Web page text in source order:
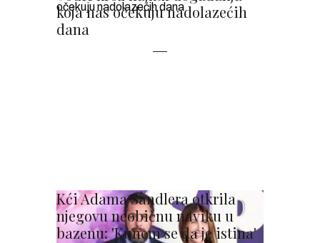
koja nas očekuju nadolazećih
dana
Kći Adama Sandlera otkrila
njegovu neobičnu naviku u
bazenu: 'Kunem se da je istina'